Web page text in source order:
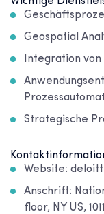
Geospatial
Integration
Strategische
Website:
Anschrift:
floor, NY US,